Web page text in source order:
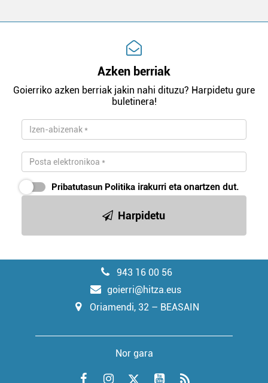
Azken berriak
Goierriko azken berriak jakin nahi dituzu? Harpidetu gure
buletinera!
Pribatutasun Politika irakurri eta onartzen dut.
Harpidetu
943 16 00 56
goierri@hitza.eus
Oriamendi, 32 – BEASAIN
Nor gara